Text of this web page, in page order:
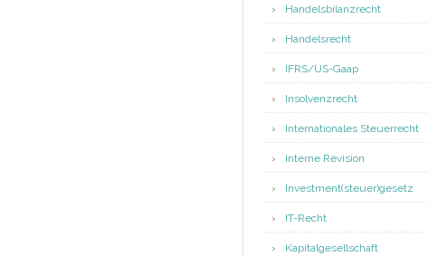
Handelsbilanzrecht
Handelsrecht
IFRS/US-Gaap
Insolvenzrecht
Internationales Steuerrecht
Interne Revision
Investment(steuer)gesetz
IT-Recht
Kapitalgesellschaft